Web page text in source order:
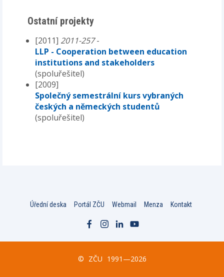
Ostatní projekty
[2011] 2011-257-
LLP - Cooperation between education
institutions and stakeholders
(spoluřešitel)
[2009]
Společný semestrální kurs vybraných
českých a německých studentů
(spoluřešitel)
Úřední deska Portál ZČU Webmail Menza Kontakt
© ZČU 1991—2026